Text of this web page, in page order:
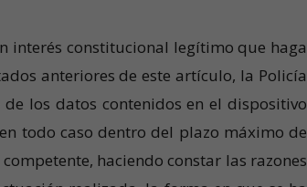
interés constitucional legítimo que haga
anteriores de este artículo, la Policía
los datos contenidos en el dispositivo
todo caso dentro del plazo máximo de
haciendo constar las razones